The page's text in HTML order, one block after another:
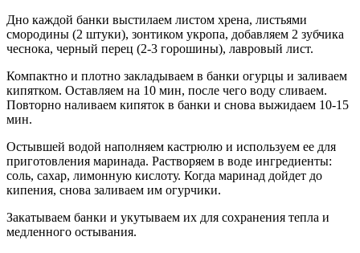
Дно каждой банки выстилаем листом хрена, листьями
смородины (2 штуки), зонтиком укропа, добавляем 2 зубчика
чеснока, черный перец (2-3 горошины), лавровый лист.
Компактно и плотно закладываем в банки огурцы и заливаем
кипятком. Оставляем на 10 мин, после чего воду сливаем.
Повторно наливаем кипяток в банки и снова выжидаем 10-15
мин.
Остывшей водой наполняем кастрюлю и используем ее для
приготовления маринада. Растворяем в воде ингредиенты:
соль, сахар, лимонную кислоту. Когда маринад дойдет до
кипения, снова заливаем им огурчики.
Закатываем банки и укутываем их для сохранения тепла и
медленного остывания.